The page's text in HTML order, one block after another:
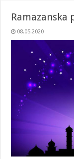
Ramazanska
08.05.2020